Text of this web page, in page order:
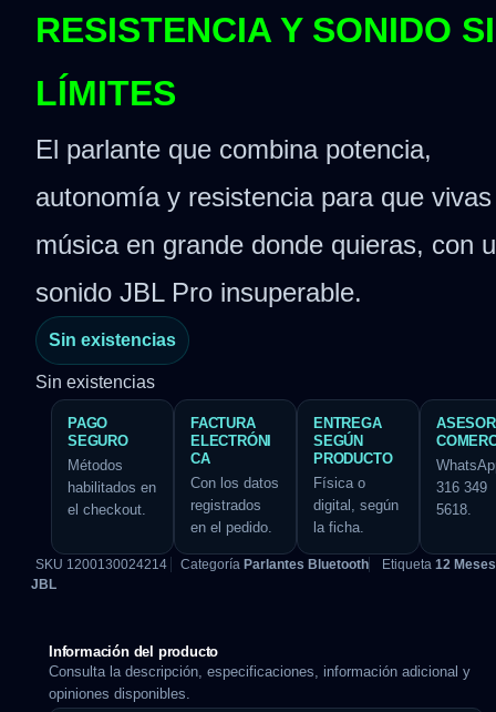
RESISTENCIA Y SONIDO
LÍMITES
El parlante que combina potencia,
autonomía y resistencia para que
música en grande donde quieras, con
sonido JBL Pro insuperable.
Sin existencias
Sin existencias
PAGO
SEGURO
Métodos
habilitados en
el checkout.
FACTURA
ELECTRÓNI
CA
Con los datos
registrados
en el pedido.
ENTREGA
SEGÚN
PRODUCTO
Física o
digital, según
la ficha.
316 349
5618.
SKU 1200130024214 Categoría Parlantes Bluetooth Etiqueta 12 Meses
JBL
Información del producto
Consulta la descripción, especificaciones, información adicional y
opiniones disponibles.